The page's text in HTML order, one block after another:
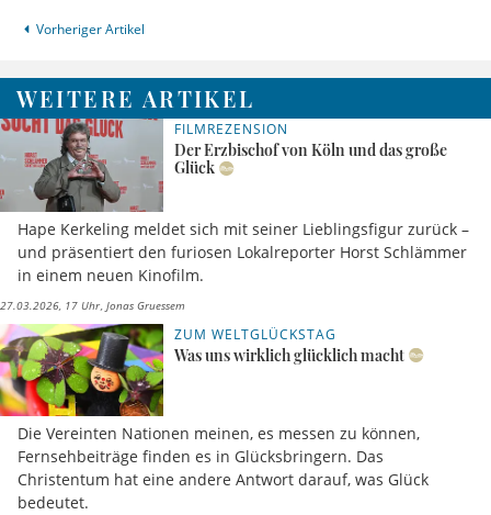
Vorheriger Artikel
WEITERE ARTIKEL
FILMREZENSION
Der Erzbischof von Köln und das große
Glück
Hape Kerkeling meldet sich mit seiner Lieblingsfigur zurück –
und präsentiert den furiosen Lokalreporter Horst Schlämmer
in einem neuen Kinofilm.
27.03.2026, 17 Uhr Jonas Gruessem
ZUM WELTGLÜCKSTAG
Was uns wirklich glücklich macht
Die Vereinten Nationen meinen, es messen zu können,
Fernsehbeiträge finden es in Glücksbringern. Das
Christentum hat eine andere Antwort darauf, was Glück
bedeutet.